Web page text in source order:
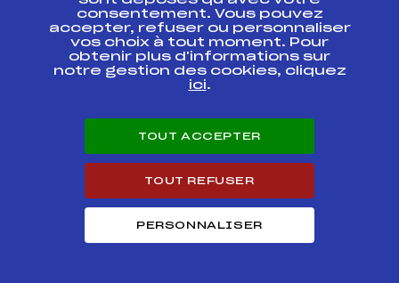
FSAF0023
Nordique "Trophée
du Beaufort"
FFS
Résultats Nordique 2009
BNAF0143
SUMMER TOUR
FFS
L'ETOILE DES SAISIES
FFS
consentement. Vous pouvez
accepter, refuser ou personnaliser
vos choix à tout moment. Pour
obtenir plus d'informations sur
notre gestion des cookies, cliquez
ici.
TOUT ACCEPTER
TOUT REFUSER
PERSONNALISER